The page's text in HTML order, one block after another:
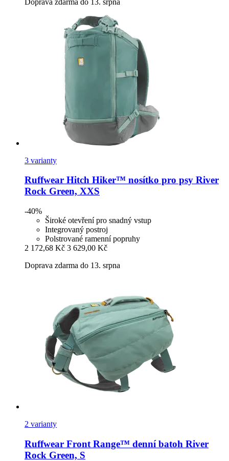
3 varianty
Ruffwear Hitch Hiker™ nosítko pro psy River
Rock Green, XXS
-40%
Široké otevření pro snadný vstup
Integrovaný postroj
Polstrované ramenní popruhy
2 172,68 Kč 3 629,00 Kč
Doprava zdarma do 13. srpna
2 varianty
Ruffwear Front Range™ denní batoh River
Rock Green, S